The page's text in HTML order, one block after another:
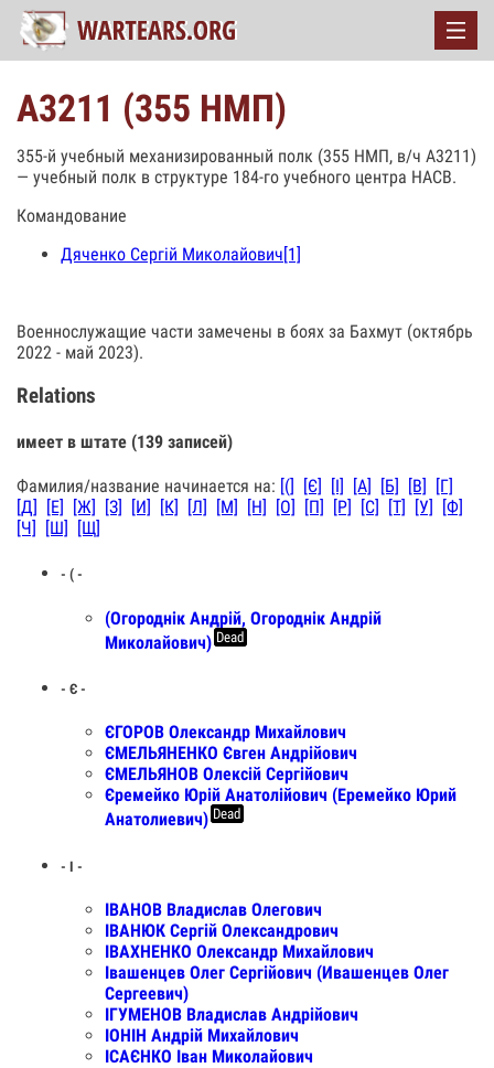
А3211 (355 НМП)
355-й учебный механизированный полк (355 НМП, в/ч А3211)
— учебный полк в структуре 184-го учебного центра НАСВ.
Командование
Дяченко Сергій Миколайович[1]
Военнослужащие части замечены в боях за Бахмут (октябрь
2022 - май 2023).
Relations
имеет в штате (139 записей)
Фамилия/название начинается на: [(] [Є] [І] [А] [Б] [В]
[Г]
[Д]
[Е] [Ж] [З] [И] [К] [Л] [М] [Н] [О] [П] [Р] [С] [Т] [У]
[Ф]
[Ч]
[Ш] [Щ]
- ( -
(Огороднік Андрій, Огороднік Андрій
Миколайович) Dead
- Є -
ЄГОРОВ Олександр Михайлович
ЄМЕЛЬЯНЕНКО Євген Андрійович
ЄМЕЛЬЯНОВ Олексій Сергійович
Єремейко Юрій Анатолійович (Еремейко Юрий
Анатолиевич) Dead
- І -
ІВАНОВ Владислав Олегович
ІВАНЮК Сергій Олександрович
ІВАХНЕНКО Олександр Михайлович
Івашенцев Олег Сергійович (Ивашенцев Олег
Сергеевич)
ІГУМЕНОВ Владислав Андрійович
ІОНІН Андрій Михайлович
ІСАЄНКО Іван Миколайович